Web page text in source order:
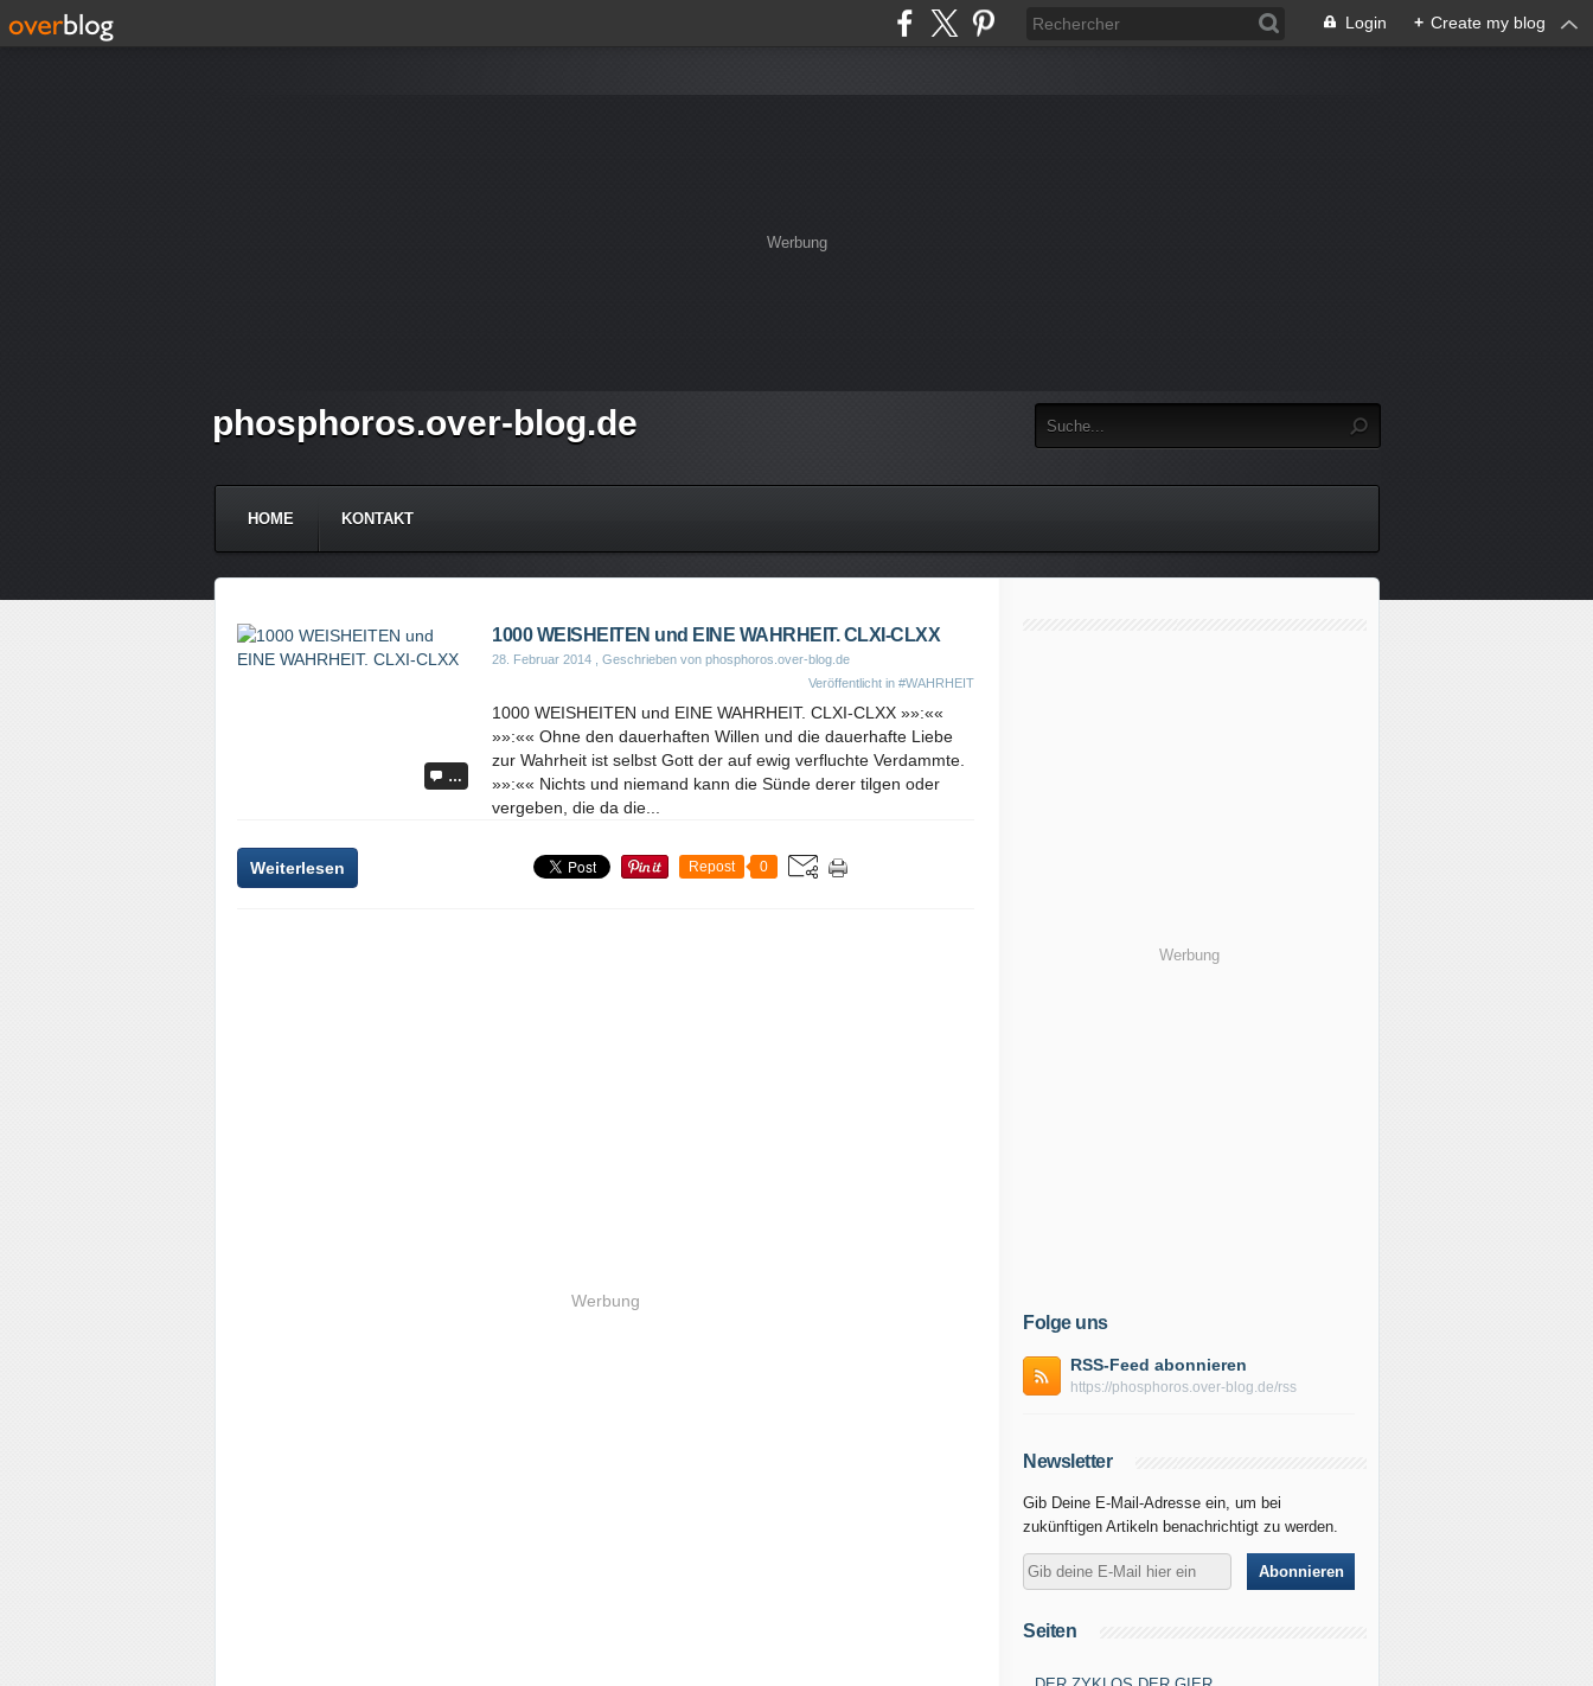
Login + Create my blog
Werbung
phosphoros.over-blog.de
HOME KONTAKT
…
1000 WEISHEITEN und EINE WAHRHEIT. CLXI-CLXX
28. Februar 2014 , Geschrieben von phosphoros.over-blog.de
Veröffentlicht in #WAHRHEIT
1000 WEISHEITEN und EINE WAHRHEIT. CLXI-CLXX »»:««
»»:«« Ohne den dauerhaften Willen und die dauerhafte Liebe
zur Wahrheit ist selbst Gott der auf ewig verfluchte Verdammte.
»»:«« Nichts und niemand kann die Sünde derer tilgen oder
vergeben, die da die...
Weiterlesen Repost 0
Werbung
Werbung
Folge uns
RSS-Feed abonnieren
https://phosphoros.over-blog.de/rss
Newsletter
Gib Deine E-Mail-Adresse ein, um bei
zukünftigen Artikeln benachrichtigt zu werden.
Seiten